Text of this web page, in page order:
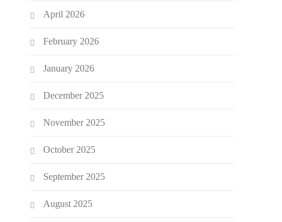
April 2026
February 2026
January 2026
December 2025
November 2025
October 2025
September 2025
August 2025